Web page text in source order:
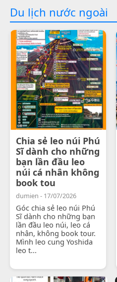
Du lịch nước ngoài
Chia sẻ leo núi Phú
Sĩ dành cho những
bạn lần đầu leo
núi cá nhân không
book tou
dumien - 17/07/2026
Góc chia sẻ leo núi Phú
Sĩ dành cho những bạn
lần đầu leo núi, leo cá
nhân, không book tour.
Mình leo cung Yoshida
leo t...